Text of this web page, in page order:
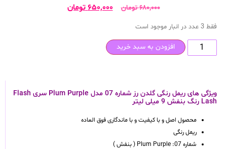
ویژگی های ریمل رنگی گلدن رز شماره 07 مدل Plum Purple سری Flash
Lash رنگ بنفش 9 میلی لیتر
محصول اصل و با کیفیت و با ماندگاری فوق العاده
ریمل رنگی
شماره 07: Plum Purple ( بنفش )
۶۸۰,۰۰۰ تومان ۶۵۰,۰۰۰تومان
فقط 3 عدد در انبار موجود است
افزودن به سبد خرید